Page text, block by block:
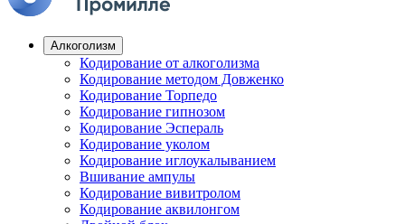
Алкоголизм
Кодирование от алкоголизма
Кодирование методом Довженко
Кодирование Торпедо
Кодирование гипнозом
Кодирование Эспераль
Кодирование уколом
Кодирование иглоукалыванием
Вшивание ампулы
Кодирование вивитролом
Кодирование аквилонгом